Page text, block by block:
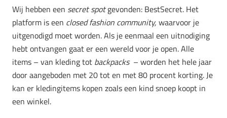
Wij hebben een secret spotgevonden: BestSecret. Het
platform is een closed fashion community, waarvoor je
uitgenodigd moet worden. Als je eenmaal een uitnodiging
hebt ontvangen gaat er een wereld voor je open. Alle
items – van kleding tot backpacks– worden het hele jaar
door aangeboden met 20 tot en met 80 procent korting. Je
kan er kledingitems kopen zoals een kind snoep koopt in
een winkel.